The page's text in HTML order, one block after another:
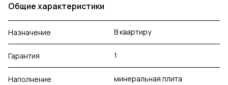
Общие характеристики
Назначение В квартиру
Гарантия 1
Наполнение минеральная плита